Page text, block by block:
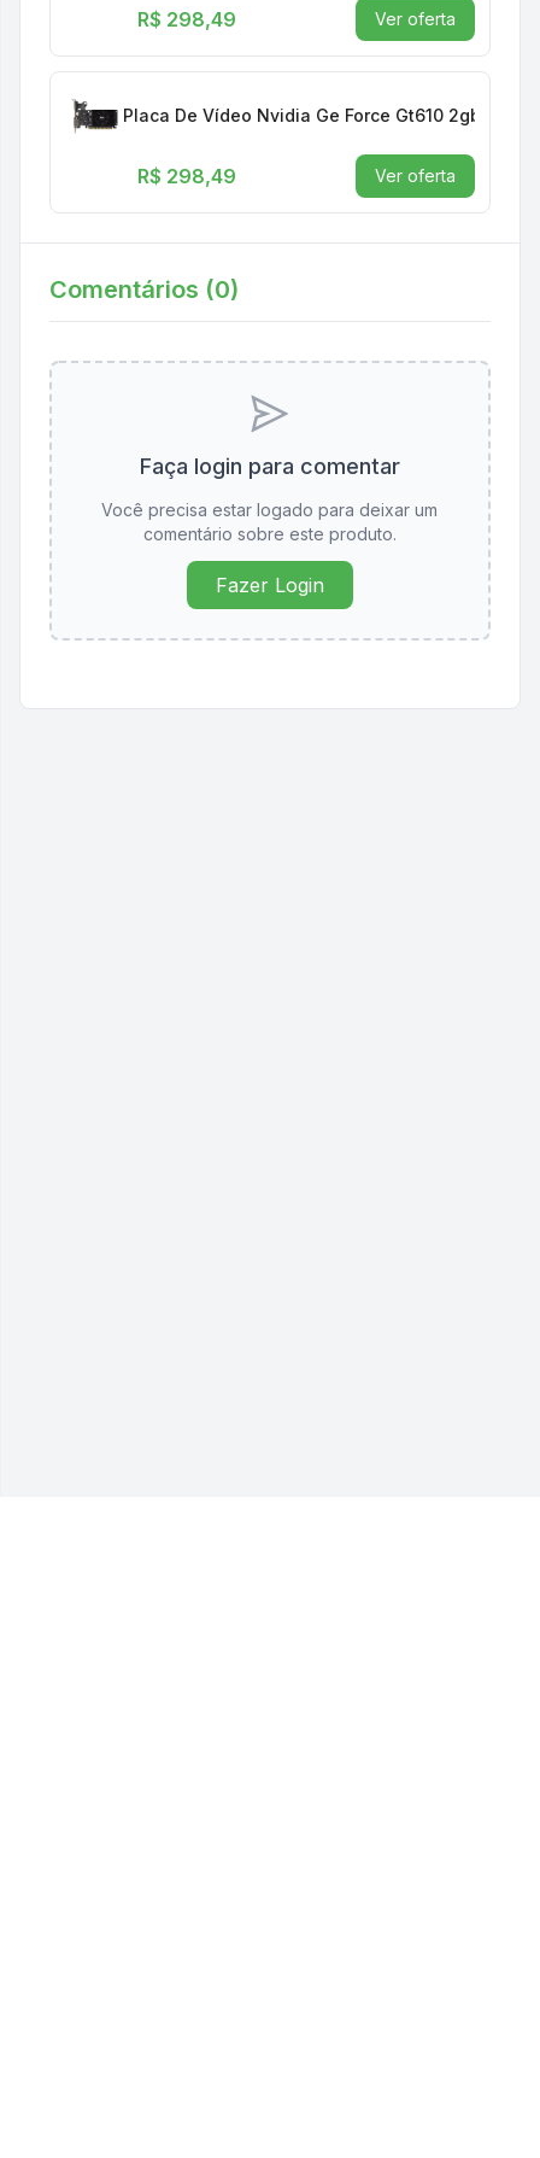
R$ 298,49 Ver oferta
Placa De Vídeo Nvidia Ge Force Gt610 2gb Ddr3
R$ 298,49 Ver oferta
Comentários (0)
Faça login para comentar
Você precisa estar logado para deixar um
comentário sobre este produto.
Fazer Login